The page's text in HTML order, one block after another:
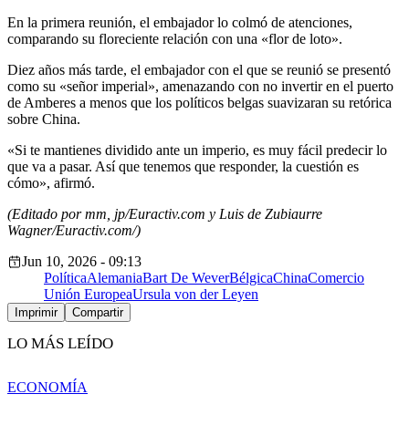
En la primera reunión, el embajador lo colmó de atenciones,
comparando su floreciente relación con una «flor de loto».
Diez años más tarde, el embajador con el que se reunió se presentó
como su «señor imperial», amenazando con no invertir en el puerto
de Amberes a menos que los políticos belgas suavizaran su retórica
sobre China.
«Si te mantienes dividido ante un imperio, es muy fácil predecir lo
que va a pasar. Así que tenemos que responder, la cuestión es
cómo», afirmó.
(Editado por mm, jp/Euractiv.com y Luis de Zubiaurre
Wagner/Euractiv.com/)
Jun 10, 2026 - 09:13
PolíticaAlemaniaBart De WeverBélgicaChinaComercio
Unión EuropeaUrsula von der Leyen
Imprimir Compartir
LO MÁS LEÍDO
ECONOMÍA